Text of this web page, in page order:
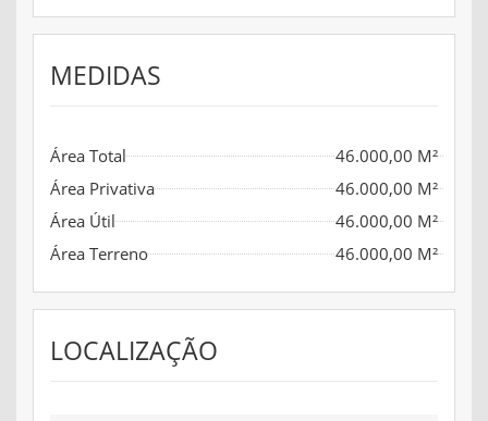
MEDIDAS
Área Total
46.000,00 M²
Área Privativa
46.000,00 M²
Área Útil
46.000,00 M²
Área Terreno
46.000,00 M²
LOCALIZAÇÃO